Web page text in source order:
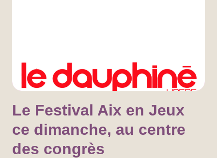
Le Festival Aix en Jeux
ce dimanche, au centre
des congrès